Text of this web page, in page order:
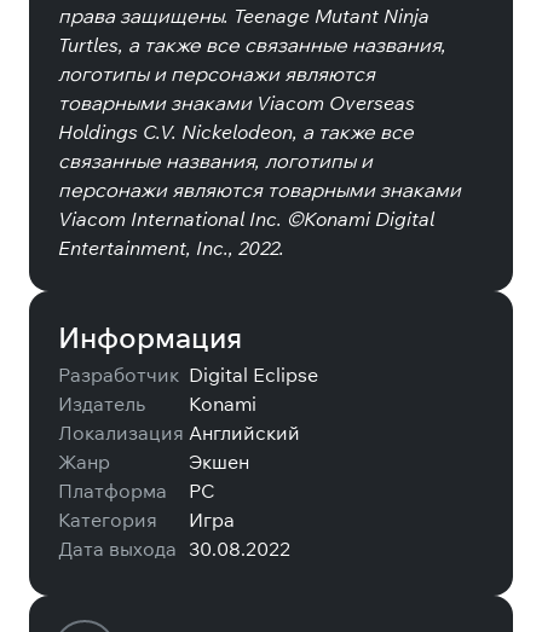
права защищены. Teenage Mutant Ninja
Turtles, а также все связанные названия,
логотипы и персонажи являются
товарными знаками Viacom Overseas
Holdings C.V. Nickelodeon, а также все
связанные названия, логотипы и
персонажи являются товарными знаками
Viacom International Inc. ©Konami Digital
Entertainment, Inc., 2022.
Информация
Разработчик Digital Eclipse
Издатель
Konami
Локализация Английский
Жанр
Экшен
Платформа
PC
Категория
Игра
Дата выхода 30.08.2022